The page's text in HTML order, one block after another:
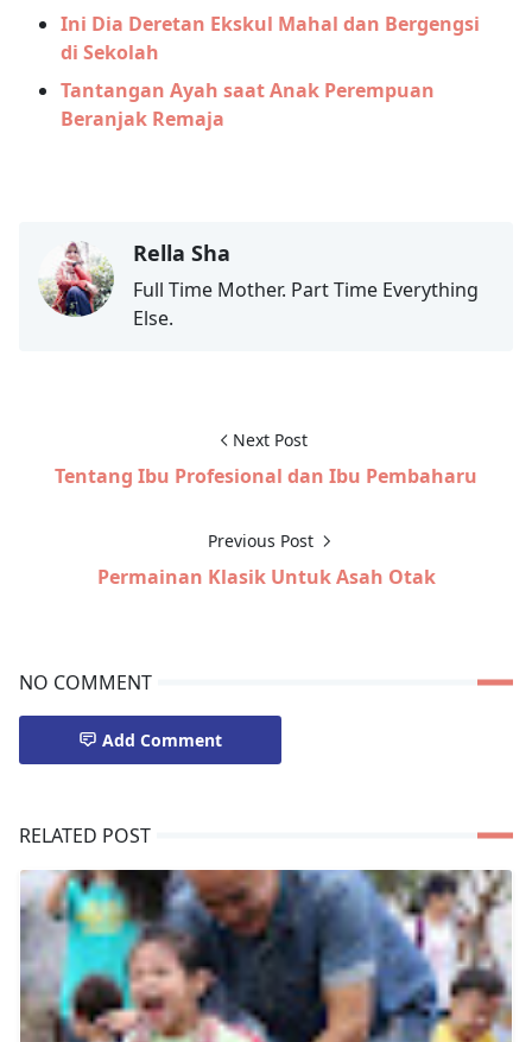
Ini Dia Deretan Ekskul Mahal dan Bergengsi
di Sekolah
Tantangan Ayah saat Anak Perempuan
Beranjak Remaja
Rella Sha
Full Time Mother. Part Time Everything
Else.
Next Post
Tentang Ibu Profesional dan Ibu Pembaharu
Previous Post
Permainan Klasik Untuk Asah Otak
NO COMMENT
Add Comment
RELATED POST